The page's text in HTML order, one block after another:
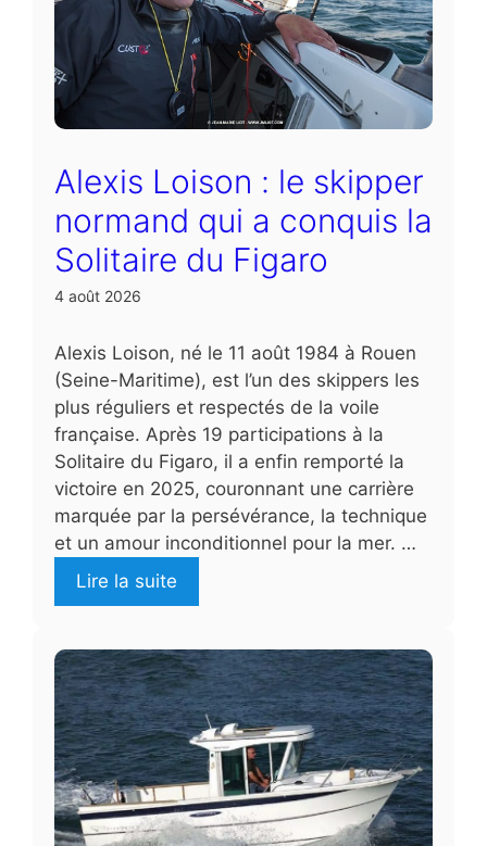
Alexis Loison : le skipper
normand qui a conquis la
Solitaire du Figaro
4 août 2026
Alexis Loison, né le 11 août 1984 à Rouen
(Seine-Maritime), est l’un des skippers les
plus réguliers et respectés de la voile
française. Après 19 participations à la
Solitaire du Figaro, il a enfin remporté la
victoire en 2025, couronnant une carrière
marquée par la persévérance, la technique
et un amour inconditionnel pour la mer. …
Lire la suite